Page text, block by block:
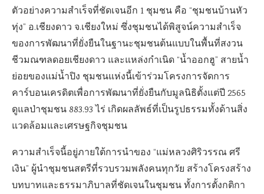
ตัวอย่างความสำเร็จที่ชัดเจนอีก 1 ชุมชน คือ “ชุมชนบ้านหัว
ทุ่ง” อ.เชียงดาว จ.เชียงใหม่ ซึ่งชุมชนได้พิสูจน์ความสำเร็จ
ของการพัฒนาที่ยั่งยืนในฐานะชุมชนต้นแบบในพื้นที่สงวน
ชีวมณฑลดอยเชียงดาว และแหล่งกำเนิด “น้ำออกฮู” สายน้ำ
ย่อยของแม่น้ำปิง ชุมชนแห่งนี้เข้าร่วมโครงการจัดการ
คาร์บอนเครดิตเพื่อการพัฒนาที่ยั่งยืนกับมูลนิธิตั้งแต่ปี 2565
ดูแลป่าชุมชน 883.93 ไร่ เกิดผลลัพธ์ที่เป็นรูปธรรมทั้งด้านสิ่ง
แวดล้อมและเศรษฐกิจชุมชน
ความสำเร็จนี้อยู่ภายใต้การนำของ “แม่หลวงศิริวรรณ ศรี
เงิน” ผู้นำชุมชนสตรีที่รวบรวมพลังคนทุกวัย สร้างโครงสร้าง
บทบาทและธรรมาภิบาลที่ชัดเจนในชุมชน ทั้งการตั้งกติกา